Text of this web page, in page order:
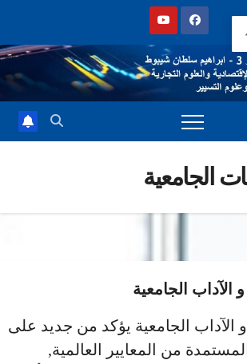
الجامعية
الجامعية
الجامعية يؤكد من جديد على
من المعايير العالمية,